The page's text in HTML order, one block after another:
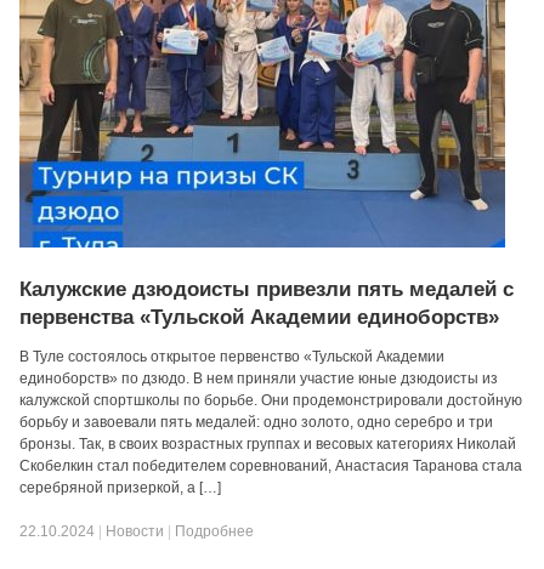
Калужские дзюдоисты привезли пять медалей с
первенства «Тульской Академии единоборств»
В Туле состоялось открытое первенство «Тульской Академии
единоборств» по дзюдо. В нем приняли участие юные дзюдоисты из
калужской спортшколы по борьбе. Они продемонстрировали достойную
борьбу и завоевали пять медалей: одно золото, одно серебро и три
бронзы. Так, в своих возрастных группах и весовых категориях Николай
Скобелкин стал победителем соревнований, Анастасия Таранова стала
серебряной призеркой, а […]
22.10.2024 Новости Подробнее